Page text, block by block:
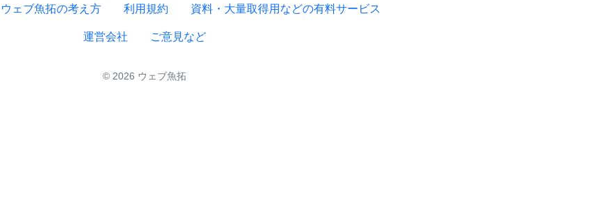
ウェブ魚拓の考え方 利用規約 資料・大量取得用などの有料サービス
運営会社 ご意見など
© 2026 ウェブ魚拓